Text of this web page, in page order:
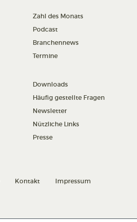
Zahl des Monats
Podcast
Branchennews
Termine
Downloads
Häufig gestellte Fragen
Newsletter
Nützliche Links
Presse
Kontakt Impressum